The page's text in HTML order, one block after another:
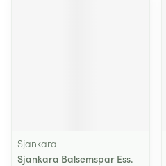
Sjankara
Sjankara Balsemspar Ess.